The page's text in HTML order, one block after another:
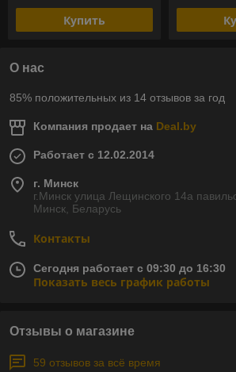
Купить
О нас
85% положительных из 14 отзывов за год
Компания продает на Deal.by
Работает с 12.02.2014
г. Минск
г.Минск улица Лещинского 14а
Минск, Беларусь
Контакты
Сегодня работает с 09:30 до 16:30
Показать весь график работы
Отзывы о магазине
59 отзывов за всё время